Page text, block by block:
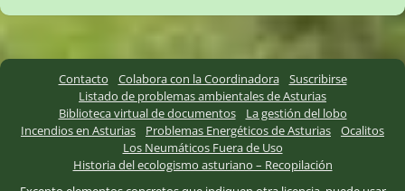
Contacto Colabora con la Coordinadora
Suscribirse
Listado de problemas ambientales de Asturias
Biblioteca virtual de documentos
La gestión del lobo
Incendios en Asturias
Problemas Energéticos de Asturias
Ocalitos
Los Neumáticos Fuera de Uso
Historia del ecologismo asturiano – Recopilación